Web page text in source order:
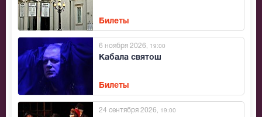
Билеты
Кабала святош
6 ноября 2026 , 19:00
Билеты
24 сентября 2026 , 19:00